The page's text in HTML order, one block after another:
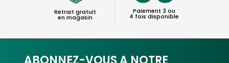
Retrait gratuit
en magasin
Paiement 3 ou
4 fois disponible